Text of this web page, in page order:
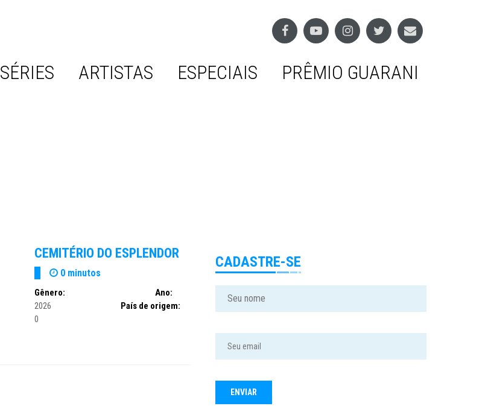
SÉRIES ARTISTAS ESPECIAIS PRÊMIO GUARANI
CEMITÉRIO DO ESPLENDOR
0 minutos
Gênero:
Ano:
2026
País de origem:
0
CADASTRE-SE